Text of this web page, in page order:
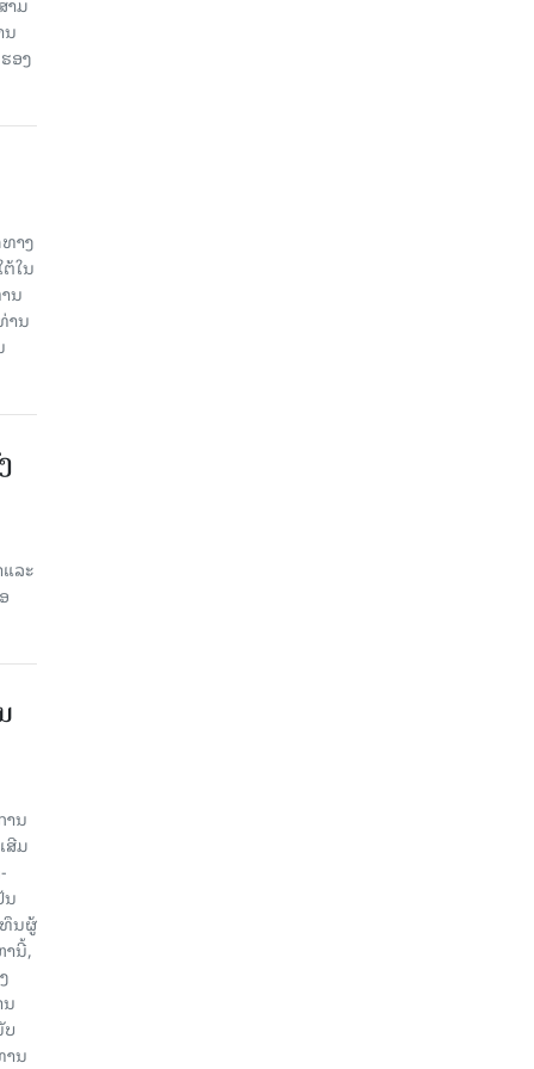
ນ
ອງ
າງ
ໃນ
ນ
ານ
ລະ
ານ
ສີມ
ນ
ທຶນຜູ້
ນີ້,
ານ